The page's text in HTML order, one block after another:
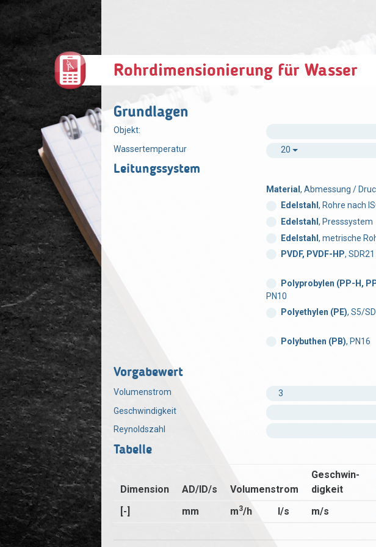
Rohrdimensionierung für Wasser
Grundlagen
Objekt:
Wassertemperatur
20
Leitungssystem
Material , Abmessung /
Edelstahl , Rohre nach
Edelstahl , Presssystem
Edelstahl, metrische
PVDF, PVDF-HP,
Polyprobylen (PP-H,
PN10
Polyethylen (PE), S5/
Polybuthen (PB), PN16
Vorgabewert
Volumenstrom
Geschwindigkeit
Reynoldszahl
Tabelle
Dimension AD/ID/s Volumenstrom
Geschwin­
digkeit
[-]
mm m3/h l/s m/s